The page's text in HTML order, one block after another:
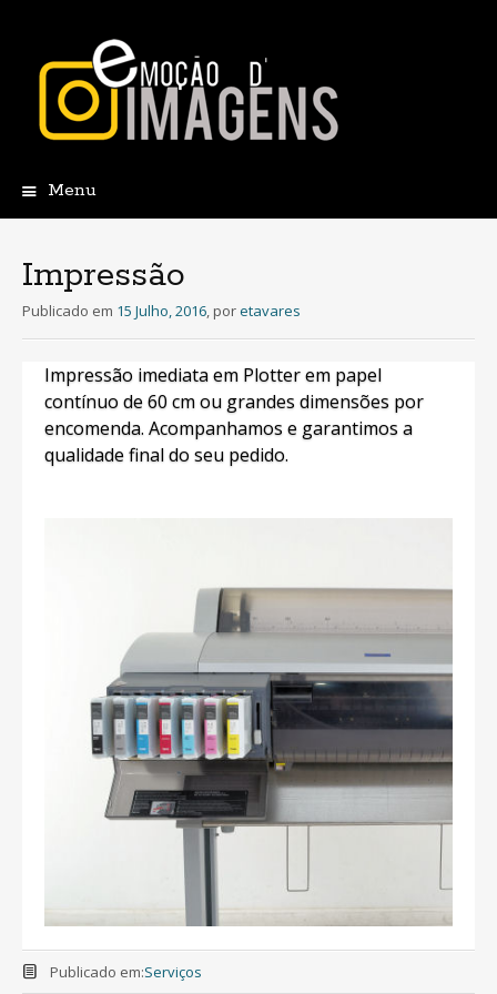
Menu
conteúdo
Impressão
Publicado em 15 Julho, 2016, poretavares
Impressão imediata em Plotter em papel
contínuo de 60 cm ou grandes dimensões por
encomenda. Acompanhamos e garantimos a
qualidade final do seu pedido.
Publicado em:Serviços